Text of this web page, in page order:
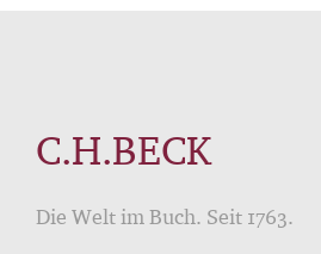
C.H.BECK
Die Welt im Buch. Seit 1763.